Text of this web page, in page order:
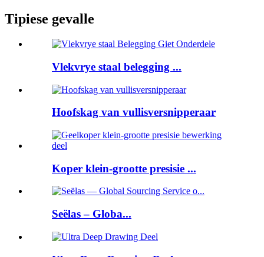
Tipiese gevalle
Vlekvrye staal belegging ...
Hoofskag van vullisversnipperaar
Koper klein-grootte presisie ...
Seëlas – Globa...